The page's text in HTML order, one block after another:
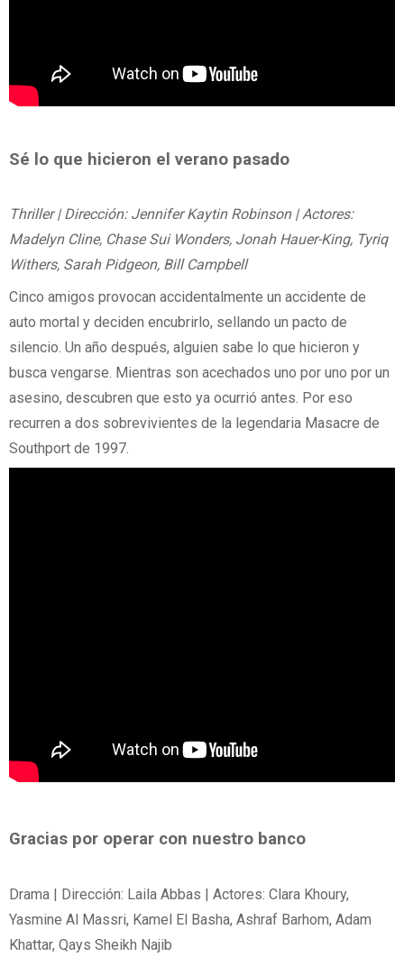
Sé lo que hicieron el verano pasado
Thriller | Dirección: Jennifer Kaytin Robinson | Actores:
Madelyn Cline, Chase Sui Wonders, Jonah Hauer-King, Tyriq
Withers, Sarah Pidgeon, Bill Campbell
Cinco amigos provocan accidentalmente un accidente de
auto mortal y deciden encubrirlo, sellando un pacto de
silencio. Un año después, alguien sabe lo que hicieron y
busca vengarse. Mientras son acechados uno por uno por un
asesino, descubren que esto ya ocurrió antes. Por eso
recurren a dos sobrevivientes de la legendaria Masacre de
Southport de 1997.
Gracias por operar con nuestro banco
Drama | Dirección: Laila Abbas | Actores: Clara Khoury,
Yasmine Al Massri, Kamel El Basha, Ashraf Barhom, Adam
Khattar, Qays Sheikh Najib